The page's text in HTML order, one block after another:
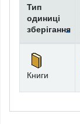
Фонди
Тип
одиниці
зберігання
Книги